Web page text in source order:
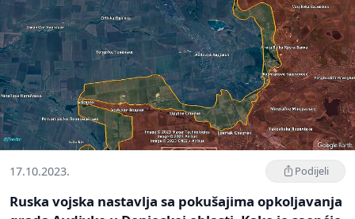
17.10.2023. Podijeli
Ruska vojska nastavlja sa pokušajima opkoljavanja